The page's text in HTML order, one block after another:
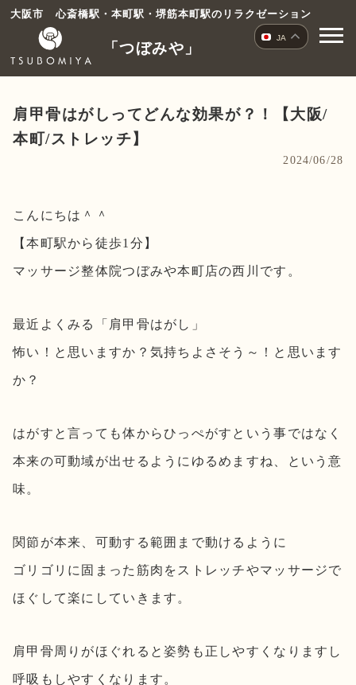
コ
ン
大阪市 心斎橋駅・本町駅・堺筋本町駅のリラクゼーション
「つぼみや」
肩甲骨はがしってどんな効果が？！【大阪/
本町/ストレッチ】
2024/06/28
こんにちは＾＾
【本町駅から徒歩1分】
マッサージ整体院つぼみや本町店の西川です。
最近よくみる「肩甲骨はがし」
怖い！と思いますか？気持ちよさそう～！と思います
か？
はがすと言っても体からひっぺがすという事ではなく
本来の可動域が出せるようにゆるめますね、という意
味。
関節が本来、可動する範囲まで動けるように
ゴリゴリに固まった筋肉をストレッチやマッサージで
ほぐして楽にしていきます。
肩甲骨周りがほぐれると姿勢も正しやすくなりますし
呼吸もしやすくなります。
JA